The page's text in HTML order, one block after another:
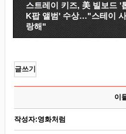
스트레이 키즈, 美 빌보드 '
K팝 앨범' 수상…"스테이 사
랑해"
글쓰기
이
작성자:영화처럼